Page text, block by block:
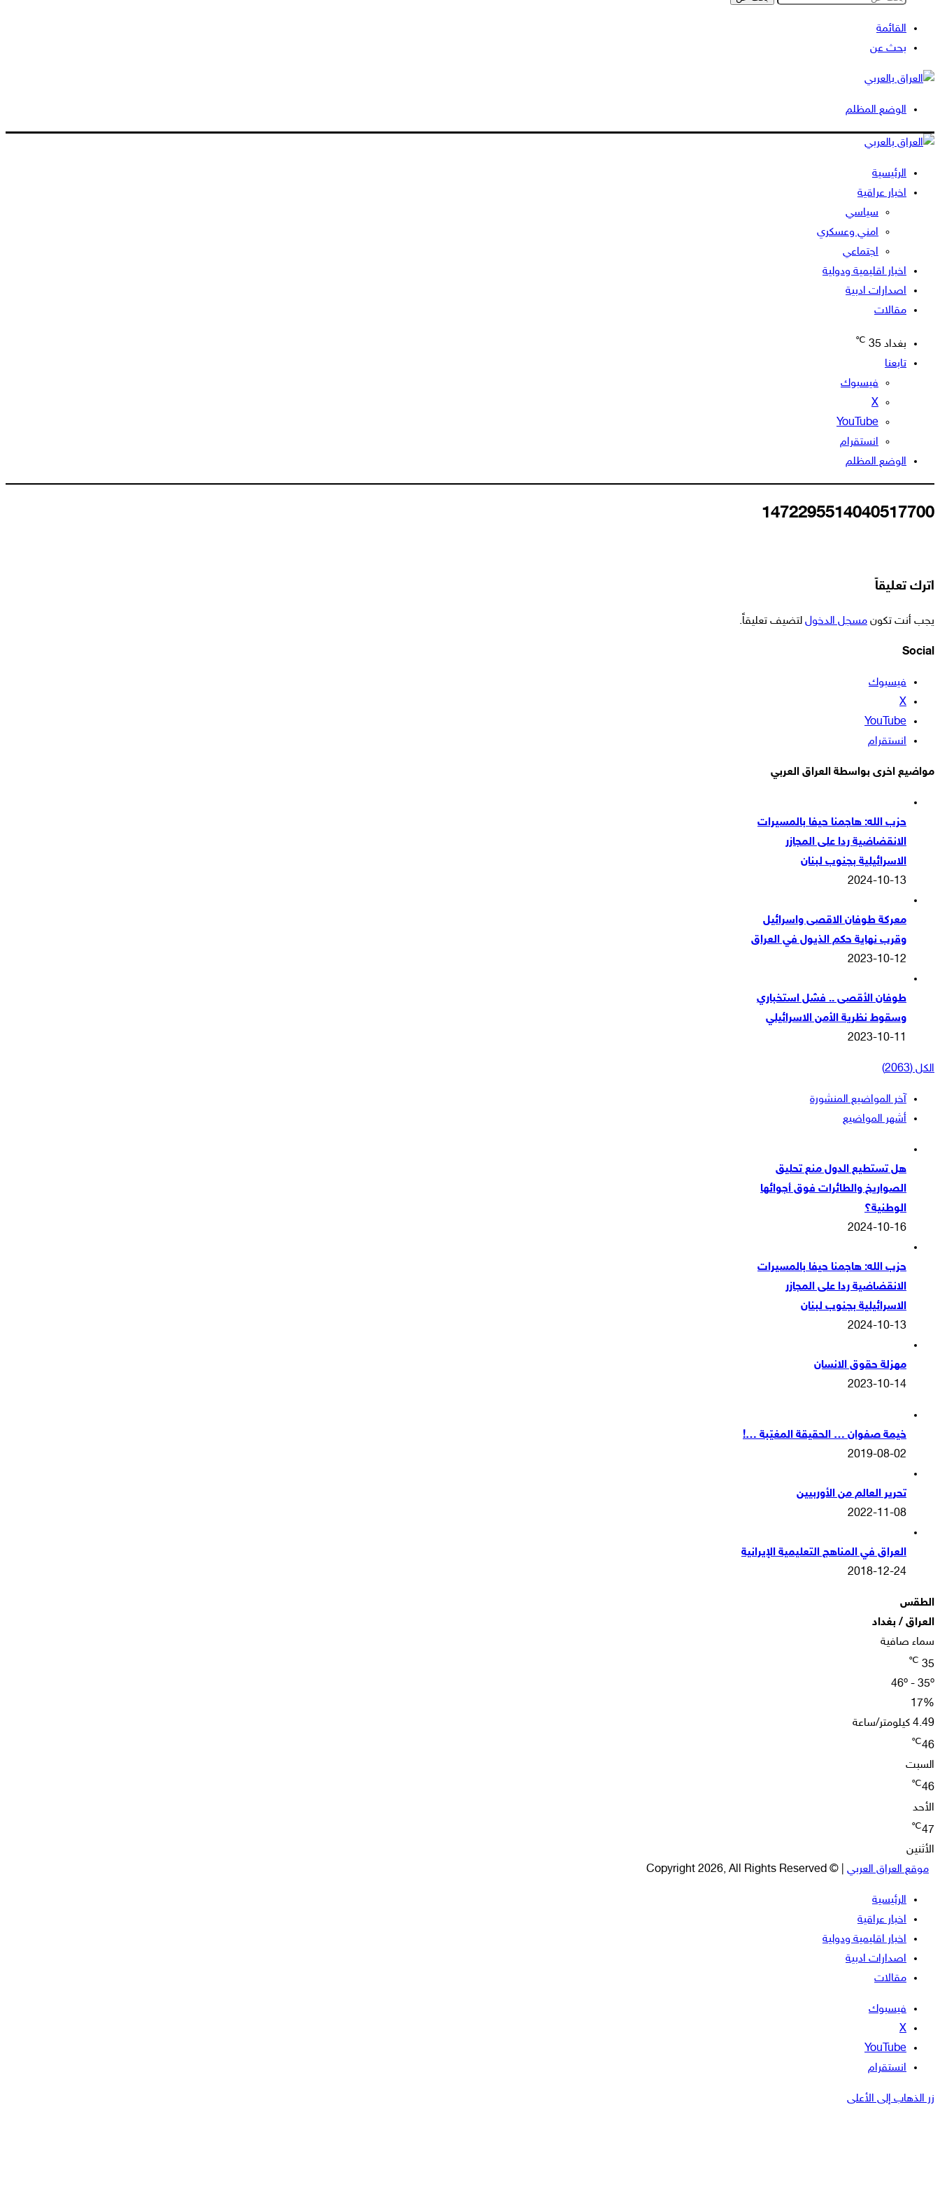
القائمة
بحث عن
الوضع المظلم
الرئيسية
اخبار عراقية
سياسي
امني وعسكري
اجتماعي
اخبار اقليمية ودولية
اصدارات ادبية
مقالات
بغداد 35
℃
تابعنا
فيسبوك
‫X
‫YouTube
انستقرام
الوضع المظلم
1472295514040517700
اترك تعليقاً
يجب أنت تكون مسجل الدخول لتضيف تعليقاً.
Social
فيسبوك
‫X
‫YouTube
انستقرام
مواضيع اخرى بواسطة العراق العربي
حزب الله: هاجمنا حيفا بالمسيرات
الانقضاضية ردا على المجازر
الاسرائيلية بجنوب لبنان
2024-10-13
معركة طوفان الاقصى واسرائيل
وقرب نهاية حكم الذيول في العراق
2023-10-12
طوفان الأقصى .. فشل استخباري
وسقوط نظرية الأمن الاسرائيلي
2023-10-11
الكل (2063)
آخر المواضيع المنشورة
أشهر المواضيع
هل تستطيع الدول منع تحليق
الصواريخ والطائرات فوق أجوائها
الوطنية؟
2024-10-16
حزب الله: هاجمنا حيفا بالمسيرات
الانقضاضية ردا على المجازر
الاسرائيلية بجنوب لبنان
2024-10-13
مهزلة حقوق الانسان
2023-10-14
خيمة صفوان … الحقيقة المغيّبة …!
2019-08-02
تحرير العالم من الأوربيين
2022-11-08
العراق في المناهج التعليمية الإيرانية
2018-12-24
الطقس
العراق / بغداد
سماء صافية
35
℃
46º - 35º
17%
4.49 كيلومتر/ساعة
46
℃
السبت
46
℃
الأحد
47
℃
الأثنين
موقع العراق العربي | © Copyright 2026, All Rights Reserved
الرئيسية
اخبار عراقية
اخبار اقليمية ودولية
اصدارات ادبية
مقالات
فيسبوك
‫X
‫YouTube
انستقرام
زر الذهاب إلى الأعلى